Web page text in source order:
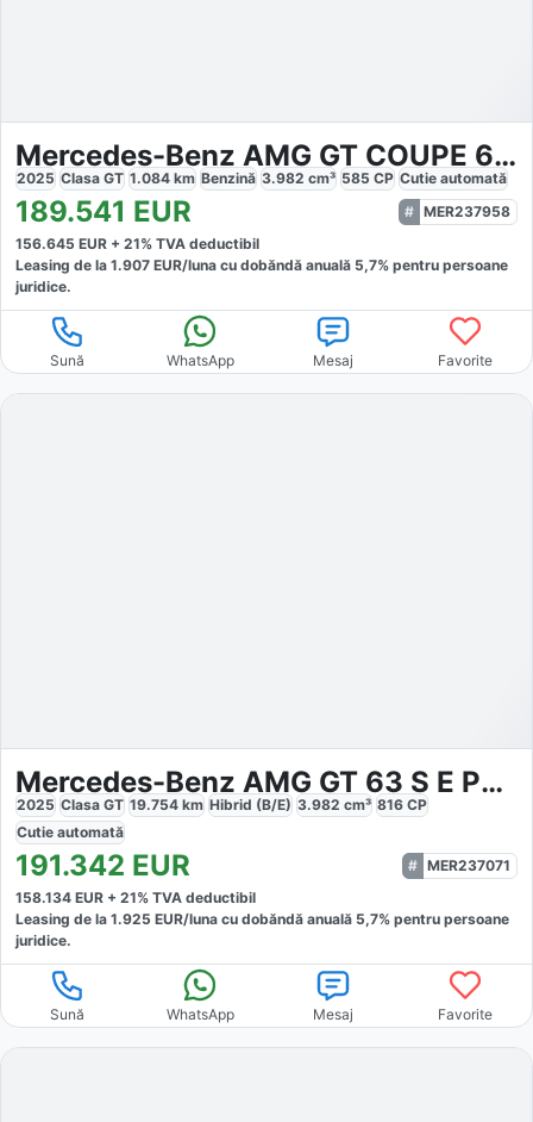
Mercedes-Benz AMG GT COUPE 63 4M
2025 Clasa GT 1.084 km Benzină 3.982 cm³ 585 CP Cutie automată
189.541 EUR
MER237958
156.645 EUR + 21% TVA deductibil
Leasing de la 1.907 EUR/luna cu dobăndă anuală 5,7% pentru persoane
juridice.
Sună WhatsApp Mesaj Favorite
Mercedes-Benz AMG GT 63 S E Performance
2025 Clasa GT 19.754 km Hibrid (B/E) 3.982 cm³ 816 CP
Cutie automată
191.342 EUR
MER237071
158.134 EUR + 21% TVA deductibil
Leasing de la 1.925 EUR/luna cu dobăndă anuală 5,7% pentru persoane
juridice.
Sună WhatsApp Mesaj Favorite